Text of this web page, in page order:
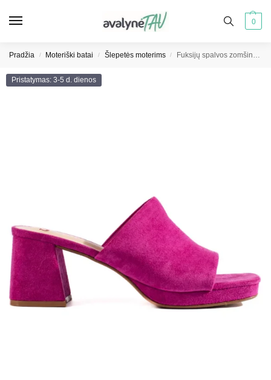
0
Pradžia / Moteriški batai / Šlepetės moterims / Fuksijų spalvos zomšinės šlepetės
Pristatymas: 3-5 d. dienos